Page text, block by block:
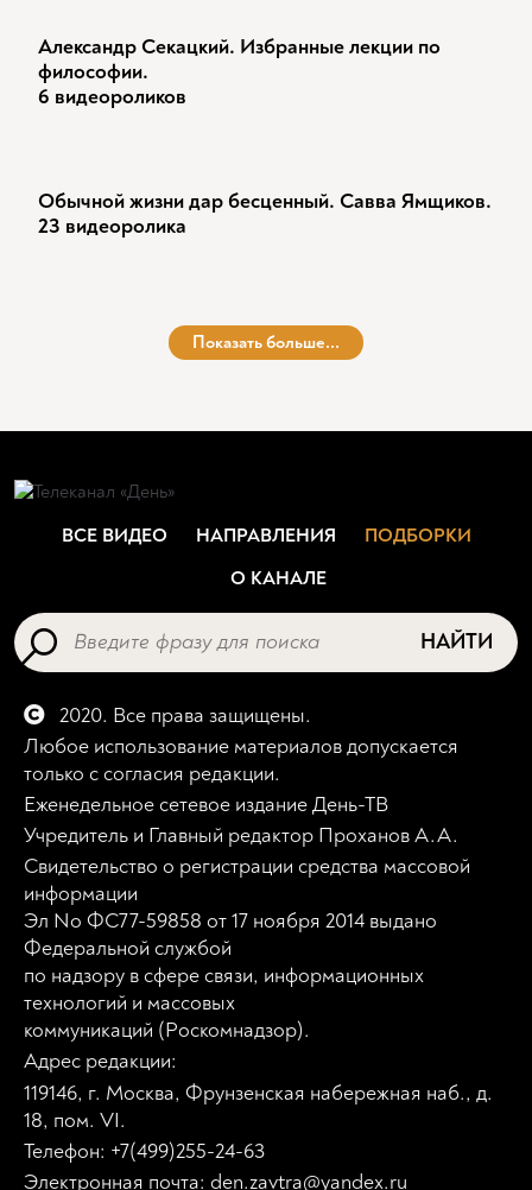
Александр Секацкий. Избранные лекции по
философии.
6 видеороликов
Обычной жизни дар бесценный. Савва Ямщиков.
23 видеоролика
Показать больше...
ВСЕ ВИДЕО НАПРАВЛЕНИЯ
ПОДБОРКИ
О КАНАЛЕ
НАЙТИ
2020. Все права защищены.
Любое использование материалов допускается
только с согласия редакции.
Еженедельное сетевое издание День-ТВ
Учредитель и Главный редактор Проханов А.А.
Свидетельство о регистрации средства массовой
информации
Эл No ФС77-59858 от 17 ноября 2014 выдано
Федеральной службой
по надзору в сфере связи, информационных
технологий и массовых
коммуникаций (Роскомнадзор).
Адрес редакции:
119146, г. Москва, Фрунзенская набережная наб., д.
18, пом. VI.
Телефон: +7(499)255-24-63
Электронная почта: den.zavtra@yandex.ru